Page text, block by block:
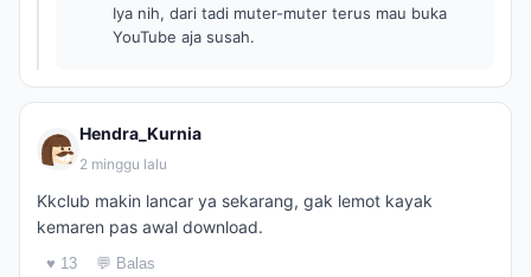
Iya nih, dari tadi muter-muter terus mau buka
YouTube aja susah.
Hendra_Kurnia
2 minggu lalu
Kkclub makin lancar ya sekarang, gak lemot kayak
kemaren pas awal download.
♥ 13 💬 Balas